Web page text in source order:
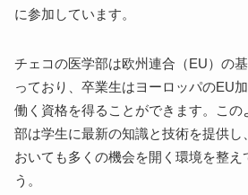
に参加しています。
チェコの医学部は欧州連合（EU）の
っており、卒業生はヨーロッパのEU
働く資格を得ることができます。この
部は学生に最新の知識と技術を提供し
おいても多くの機会を開く環境を整え
う。